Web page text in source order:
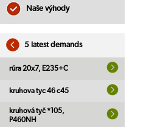
Naše výhody
5 latest demands
rúra 20x7, E235+C
kruhova tyc 46 c45
kruhová tyč *105,
P460NH